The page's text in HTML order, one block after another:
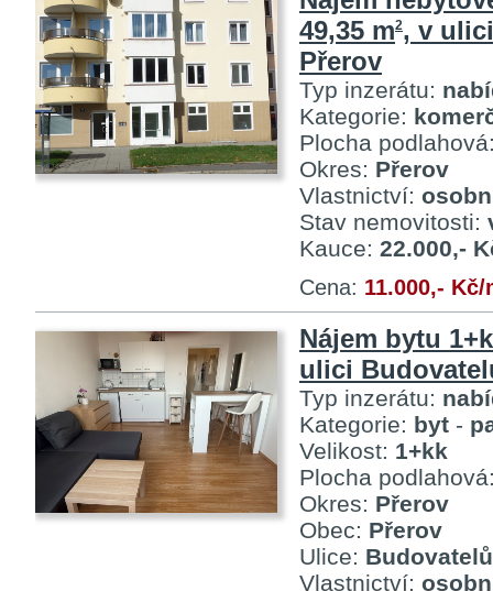
49,35 m2, v
Přerov
Typ inzerátu:
Kategorie:
Plocha
Okres: Přerov
Vlastnictví:
Stav nemovitosti:
Kauce: 22.000,-
Cena: 11.000,-
Nájem bytu
ulici
Typ inzerátu:
Kategorie: byt -
Velikost: 1+kk
Plocha
Okres: Přerov
Obec: Přerov
Ulice: Budovatelů
Vlastnictví: